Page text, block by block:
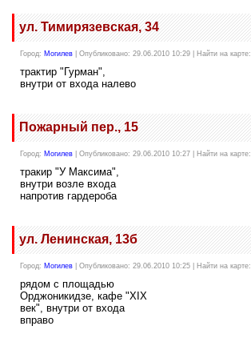
ул. Тимирязевская, 34
Город: Могилев | Опубликовано: 29.06.2010 10:29 | Найти на карте:
трактир "Гурман",
внутри от входа налево
Пожарный пер., 15
Город: Могилев | Опубликовано: 29.06.2010 10:27 | Найти на карте:
тракир "У Максима",
внутри возле входа
напротив гардероба
ул. Ленинская, 13б
Город: Могилев | Опубликовано: 29.06.2010 10:25 | Найти на карте:
рядом с площадью
Орджоникидзе, кафе "XIX
век", внутри от входа
вправо